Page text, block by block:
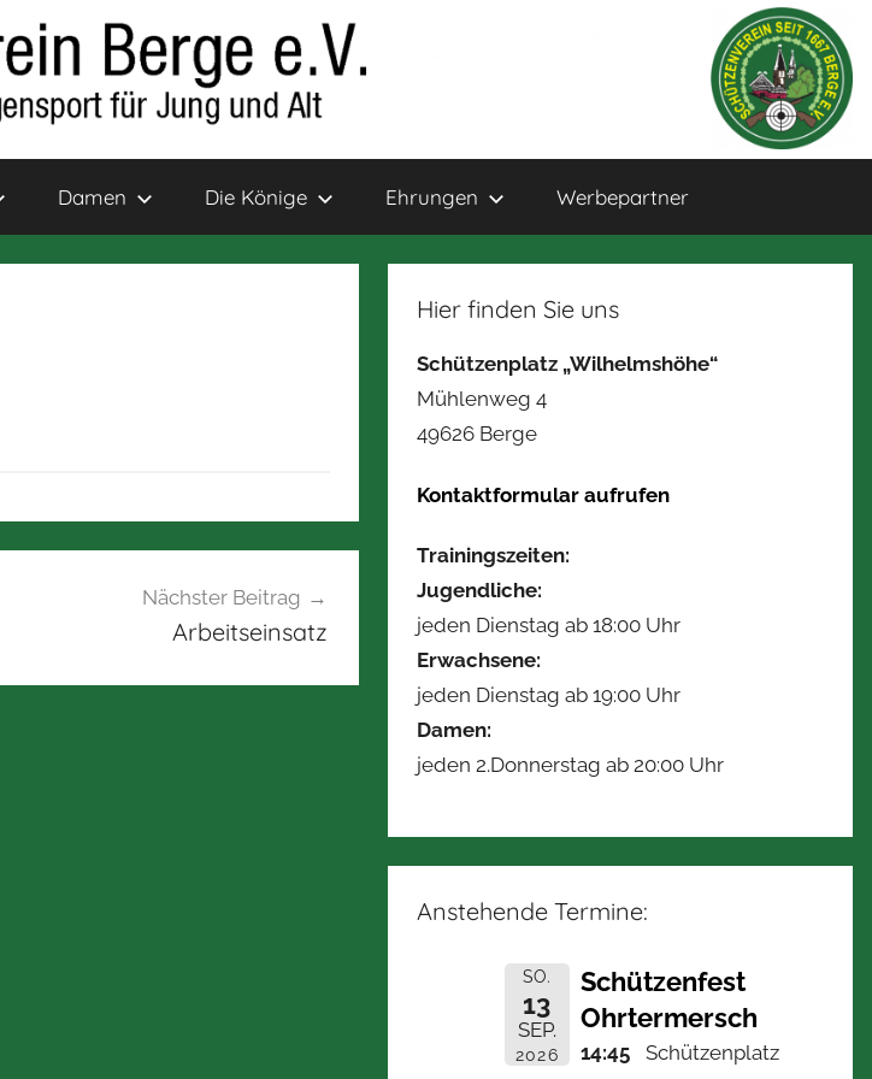
Damen Die Könige Ehrungen Werbepartner
Nächster Beitrag
Arbeitseinsatz
Hier finden Sie uns
Schützenplatz „Wilhelmshöhe“
Mühlenweg 4
49626 Berge
Kontaktformular aufrufen
Trainingszeiten:
Jugendliche:
jeden Dienstag ab 18:00 Uhr
Erwachsene:
jeden Dienstag ab 19:00 Uhr
Damen:
jeden 2.Donnerstag ab 20:00 Uhr
Anstehende Termine:
SO.
13
SEP.
2026
Schützenfest
Ohrtermersch
14:45
Schützenplatz